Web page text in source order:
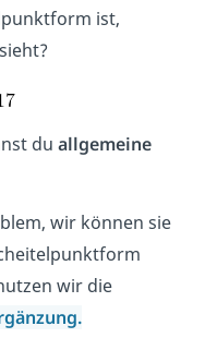
ist,
du allgemeine
wir können sie
wir die